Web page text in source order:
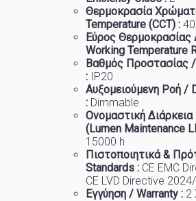
Θερμοκρασία
Temperature (CCT) : 4
Εύρος Θερμοκρασίας
Working Temperature
Βαθμός Προστασίας
: IP20
Αυξομειούμενη Ροή /
: Dimmable
Ονομαστική
(Lumen Maintenance
15000 h
Πιστοποιητικά &
Standards : CE EMC
CE LVD Directive
Εγγύηση / Warranty : 2